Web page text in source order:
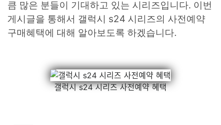
큼 많은 분들이 기대하고 있는 시리즈입니다. 이번
게시글을 통해서 갤럭시 s24 시리즈의 사전예약
구매혜택에 대해 알아보도록 하겠습니다.
갤럭시 s24 시리즈 사전예약 혜택